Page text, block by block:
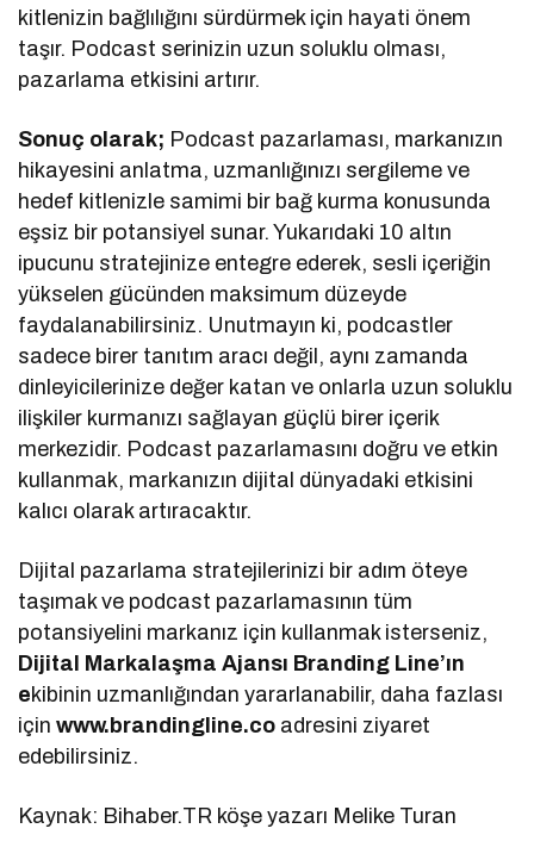
kitlenizin bağlılığını sürdürmek için hayati önem
taşır. Podcast serinizin uzun soluklu olması,
pazarlama etkisini artırır.
Sonuç olarak; Podcast pazarlaması, markanızın
hikayesini anlatma, uzmanlığınızı sergileme ve
hedef kitlenizle samimi bir bağ kurma konusunda
eşsiz bir potansiyel sunar. Yukarıdaki 10 altın
ipucunu stratejinize entegre ederek, sesli içeriğin
yükselen gücünden maksimum düzeyde
faydalanabilirsiniz. Unutmayın ki, podcastler
sadece birer tanıtım aracı değil, aynı zamanda
dinleyicilerinize değer katan ve onlarla uzun soluklu
ilişkiler kurmanızı sağlayan güçlü birer içerik
merkezidir. Podcast pazarlamasını doğru ve etkin
kullanmak, markanızın dijital dünyadaki etkisini
kalıcı olarak artıracaktır.
Dijital pazarlama stratejilerinizi bir adım öteye
taşımak ve podcast pazarlamasının tüm
potansiyelini markanız için kullanmak isterseniz,
Dijital Markalaşma Ajansı Branding Line’ın
ekibinin uzmanlığından yararlanabilir, daha fazlası
içinwww.brandingline.co adresini ziyaret
edebilirsiniz.
Kaynak: Bihaber.TR köşe yazarı Melike Turan